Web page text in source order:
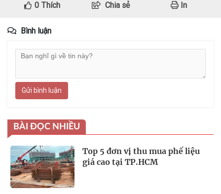
0Thích Chia sẻ In
Bình luận
Gửi bình luận
BÀI ĐỌC NHIỀU
Top 5 đơn vị thu mua phế liệu
giá cao tại TP.HCM